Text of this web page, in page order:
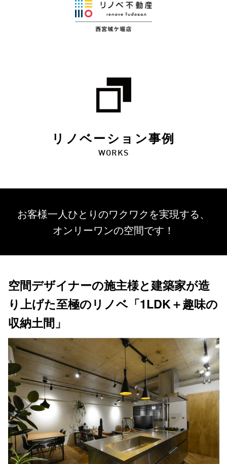
リノベーション事例
WORKS
お客様一人ひとりのワクワクを実現する、
オンリーワンの空間です！
空間デザイナーの施主様と建築家が造
り上げた至極のリノベ「1LDK＋趣味の
収納土間」